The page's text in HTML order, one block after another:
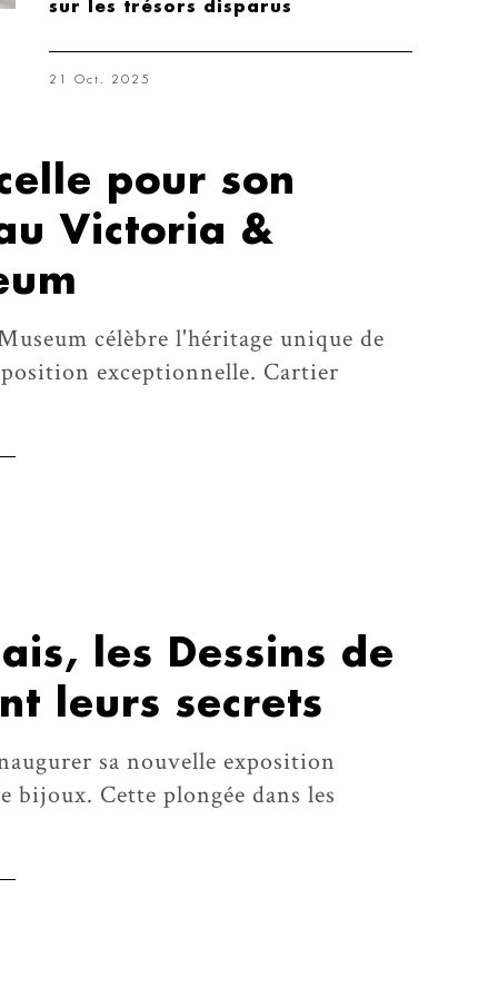
sur les trésors disparus
21 Oct. 2025
pour son
Victoria &
célèbre l'héritage unique de
exceptionnelle. Cartier
les Dessins de
leurs secrets
sa nouvelle exposition
bijoux. Cette plongée dans les